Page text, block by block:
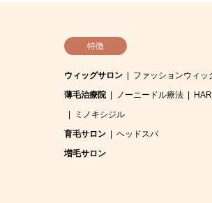
特徴
ウィッグサロン
ファッションウィッ
薄毛治療院
ノーニードル療法
ミノキシジル
育毛サロン
ヘッドスパ
増毛サロン